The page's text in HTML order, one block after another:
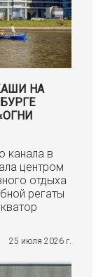
НА
канала в
центром
отдыха
регаты
25 июля 2026 г.